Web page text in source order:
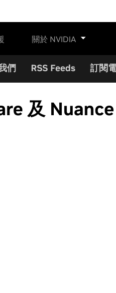
關於 NVIDIA
們 RSS Feeds 訂閱
及